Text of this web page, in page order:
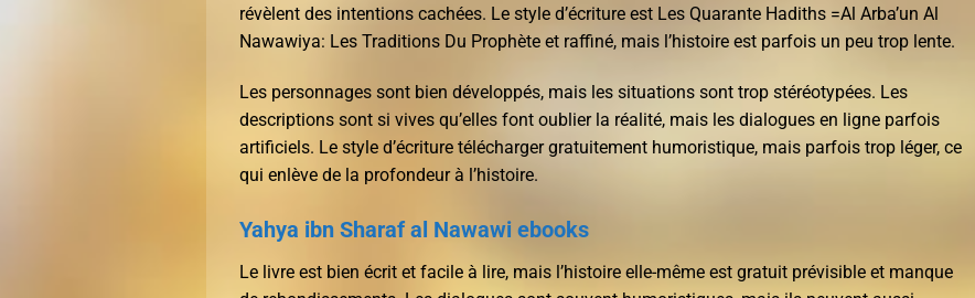
révèlent des intentions cachées. Le style d’écriture est Les Quarante Hadiths =Al Arba’un Al
Nawawiya: Les Traditions Du Prophète et raffiné, mais l’histoire est parfois un peu trop lente.
Les personnages sont bien développés, mais les situations sont trop stéréotypées. Les
descriptions sont si vives qu’elles font oublier la réalité, mais les dialogues en ligne parfois
artificiels. Le style d’écriture télécharger gratuitement humoristique, mais parfois trop léger, ce
qui enlève de la profondeur à l’histoire.
Yahya ibn Sharaf al Nawawi ebooks
Le livre est bien écrit et facile à lire, mais l’histoire elle-même est gratuit prévisible et manque